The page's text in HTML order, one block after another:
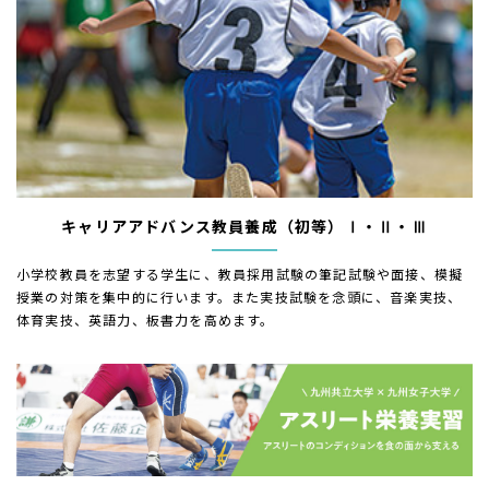
キャリアアドバンス教員養成（初等） Ⅰ・Ⅱ・Ⅲ
小学校教員を志望する学生に、教員採用試験の筆記試験や面接、模擬
授業の対策を集中的に行います。また実技試験を念頭に、音楽実技、
体育実技、英語力、板書力を高めます。